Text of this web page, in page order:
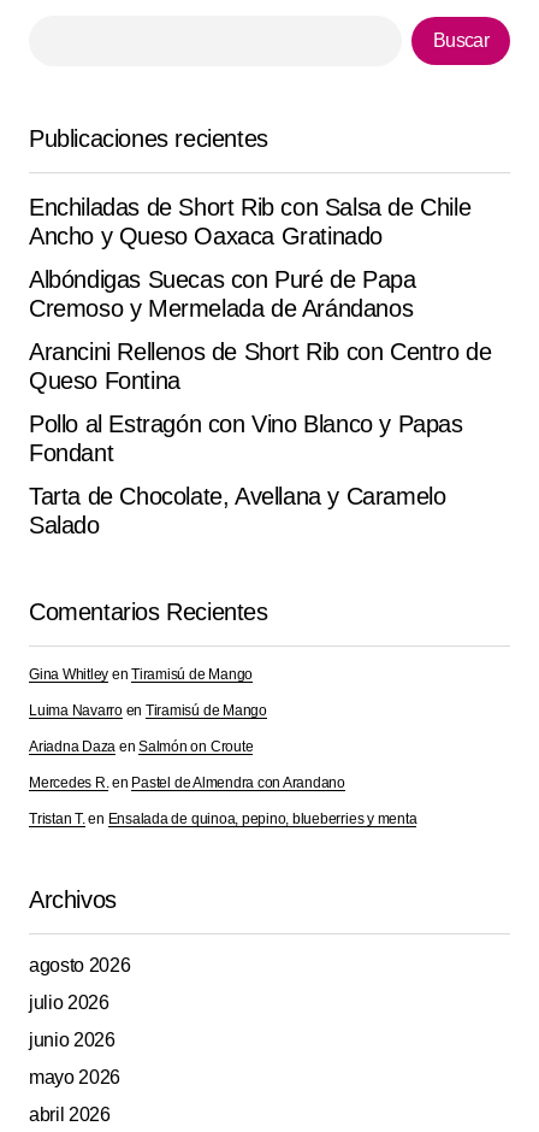
navegador para la próxima vez que comente.
Submit Comment
Buscar
Publicaciones recientes
Enchiladas de Short Rib con Salsa de Chile
Ancho y Queso Oaxaca Gratinado
Albóndigas Suecas con Puré de Papa
Cremoso y Mermelada de Arándanos
Arancini Rellenos de Short Rib con Centro de
Queso Fontina
Pollo al Estragón con Vino Blanco y Papas
Fondant
Tarta de Chocolate, Avellana y Caramelo
Salado
Comentarios Recientes
Gina Whitley enTiramisú de Mango
Luima Navarroen Tiramisú de Mango
Ariadna Daza enSalmón on Croute
Mercedes R. en Pastel de Almendra con Arandano
Tristan T. en Ensalada de quinoa, pepino, blueberries y menta
Archivos
agosto 2026
julio 2026
junio 2026
mayo 2026
abril 2026